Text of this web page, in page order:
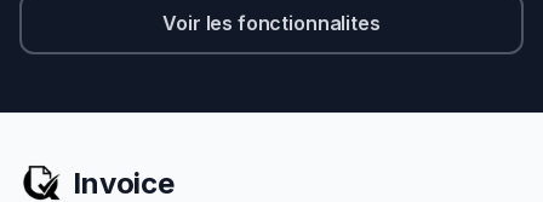
Voir les fonctionnalites
Invoice